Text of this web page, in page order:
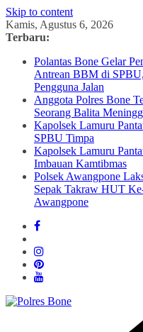
Skip to content
Kamis, Agustus 6, 2026
Terbaru:
Polantas Bone Gelar
Antrean BBM di
Pengguna Jalan
Anggota Polres Bone
Seorang Balita
Kapolsek Lamuru
SPBU Timpa
Kapolsek Lamuru
Imbauan Kamtibmas
Polsek Awangpone
Sepak Takraw HUT
Awangpone